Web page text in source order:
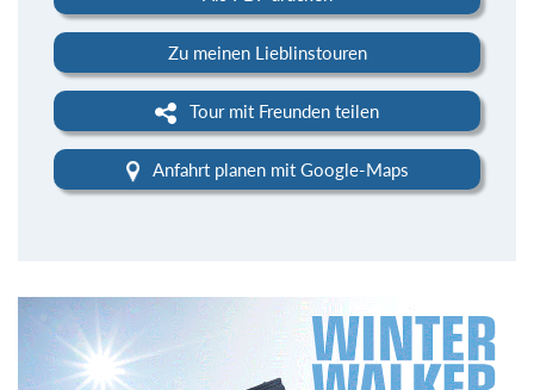
Zu meinen Lieblinstouren
Tour mit Freunden teilen
Anfahrt planen mit Google-Maps